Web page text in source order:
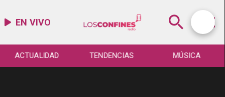
EN VIVO
ACTUALIDAD TENDENCIAS MÚSICA